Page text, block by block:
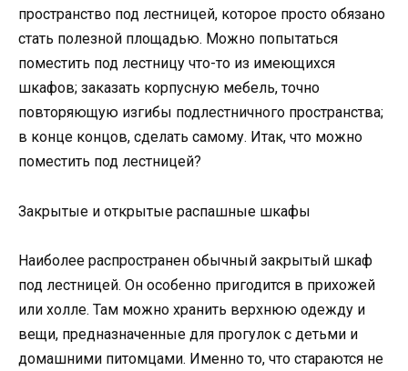
пространство под лестницей, которое просто обязано
стать полезной площадью. Можно попытаться
поместить под лестницу что-то из имеющихся
шкафов; заказать корпусную мебель, точно
повторяющую изгибы подлестничного пространства;
в конце концов, сделать самому. Итак, что можно
поместить под лестницей?
Закрытые и открытые распашные шкафы
Наиболее распространен обычный закрытый шкаф
под лестницей. Он особенно пригодится в прихожей
или холле. Там можно хранить верхнюю одежду и
вещи, предназначенные для прогулок с детьми и
домашними питомцами. Именно то, что стараются не